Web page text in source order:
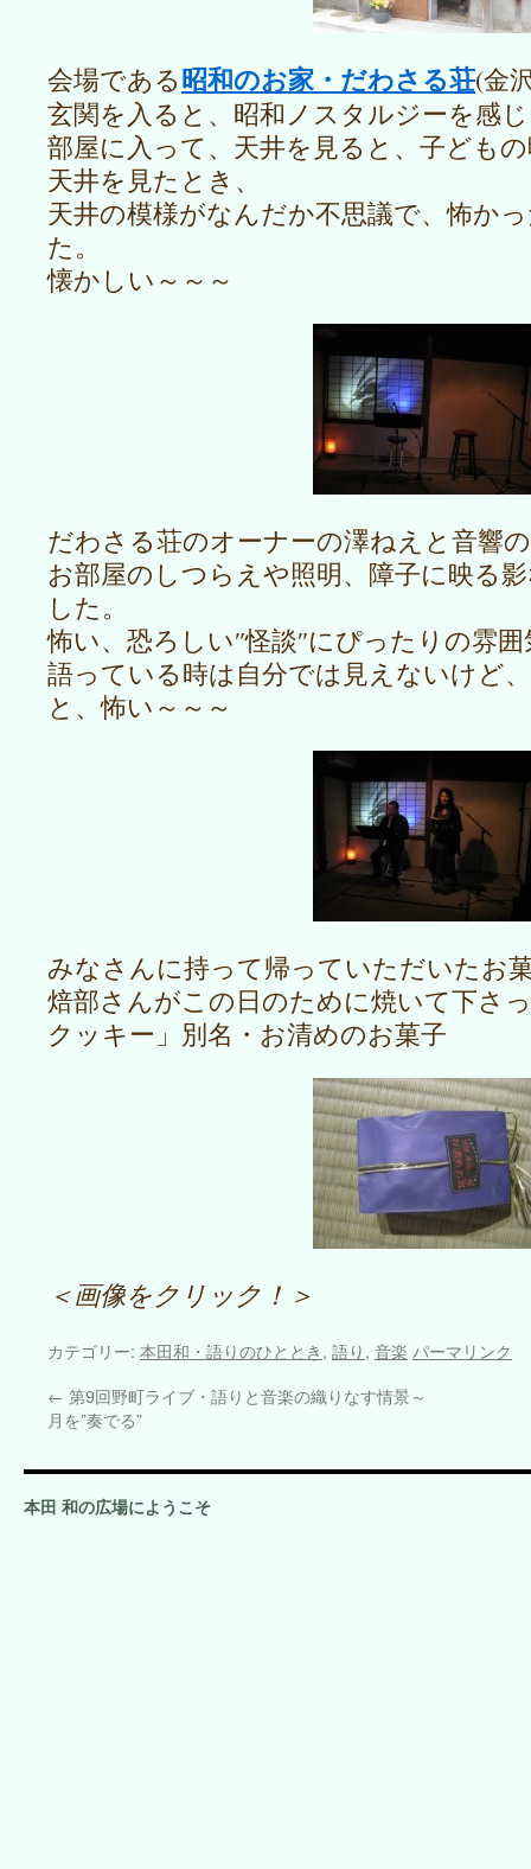
会場である昭和のお家・だわさる荘(金
玄関を入ると、昭和ノスタルジーを感
部屋に入って、天井を見ると、子ども
天井を見たとき、
天井の模様がなんだか不思議で、怖か
た。
懐かしい～～～
だわさる荘のオーナーの澤ねえと音響
お部屋のしつらえや照明、障子に映る
した。
怖い、恐ろしい″怪談″にぴったりの雰
語っている時は自分では見えないけど
と、怖い～～～
みなさんに持って帰っていただいたお
焙部さんがこの日のために焼いて下さ
クッキー」別名・お清めのお菓子
＜画像をクリック！＞
カテゴリー: 本田和・語りのひととき, 語り, 音楽 パーマリンク
← 第9回野町ライブ・語りと音楽の織りなす情景～
月を”奏でる”
本田 和の広場にようこそ